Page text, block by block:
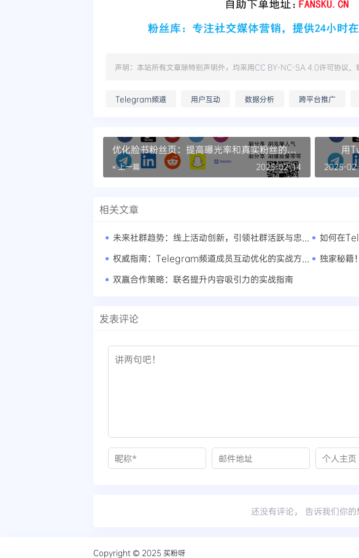
声明：本站所有文章除特别声明外，均采用CC BY-NC-SA 4.0许可协议。
Telegram频道 用户互动 数据分析 跨平台推广
优化脸书粉丝页：提高曝光率和真实粉丝的有
效方法
« 上一篇 2025-02-14
用
2025-
相关文章
独家秘籍
双赢合作策略：联名提升内容吸引力的实战指南
发表评论
还没有评论， 告诉我们你的
Copyright © 2025 买粉呀